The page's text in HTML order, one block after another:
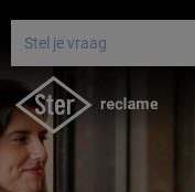
Bereik